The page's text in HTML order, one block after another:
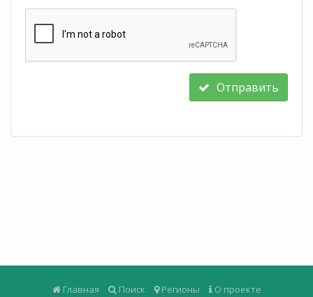
Отправить
Главная Поиск Регионы
О проекте